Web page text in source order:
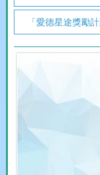
「愛德星途獎勵計